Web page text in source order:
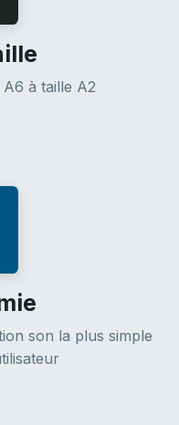
à taille A2
son la plus simple